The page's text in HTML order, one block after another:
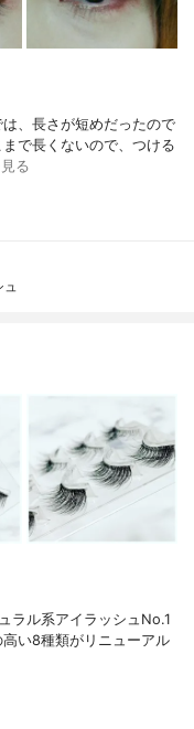
、長さが短めだったので
で長くないので、つける
る
ラル系アイラッシュNo.1
い8種類がリニューアル